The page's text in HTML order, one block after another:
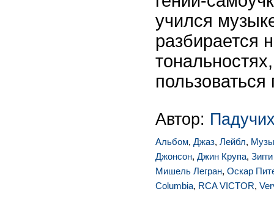
учился
разбирается
Автор:
Альбом, Джаз, Лейбл,
Джонсон, Джин Крупа,
Мишель Легран, Оскар
Columbia, RCA VICTOR,